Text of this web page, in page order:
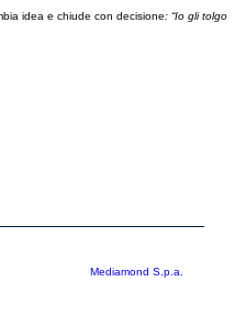
idea e chiude con decisione: “Io gli tolgo
Mediamond S.p.a.